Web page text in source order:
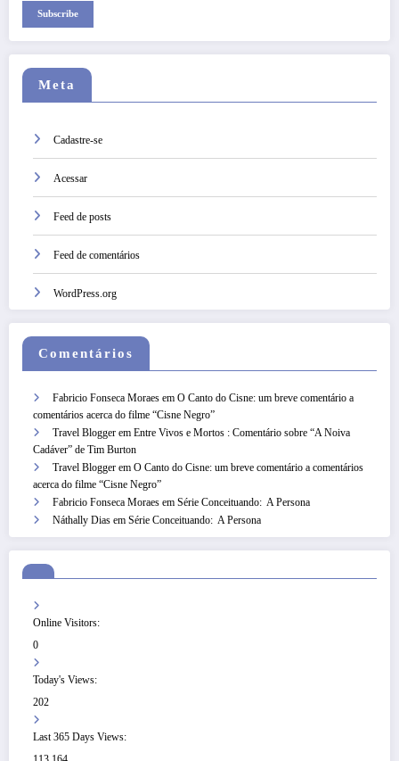
Subscribe
Meta
Cadastre-se
Acessar
Feed de posts
Feed de comentários
WordPress.org
Comentários
Fabricio Fonseca Moraes em O Canto do Cisne: um breve comentário a
comentários acerca do filme “Cisne Negro”
Travel Blogger em Entre Vivos e Mortos : Comentário sobre “A Noiva
Cadáver” de Tim Burton
Travel Blogger em O Canto do Cisne: um breve comentário a comentários
acerca do filme “Cisne Negro”
Fabricio Fonseca Moraes em Série Conceituando: A Persona
Náthally Dias em Série Conceituando: A Persona
Online Visitors:
0
Today's Views:
202
Last 365 Days Views: